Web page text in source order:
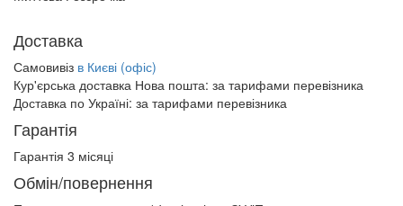
Доставка
Самовивіз в Києві (офіс)
Кур'єрська доставка Нова пошта: за тарифами перевізника
Доставка по Україні: за тарифами перевізника
Гарантія
Гарантія 3 місяці
Обмін/повернення